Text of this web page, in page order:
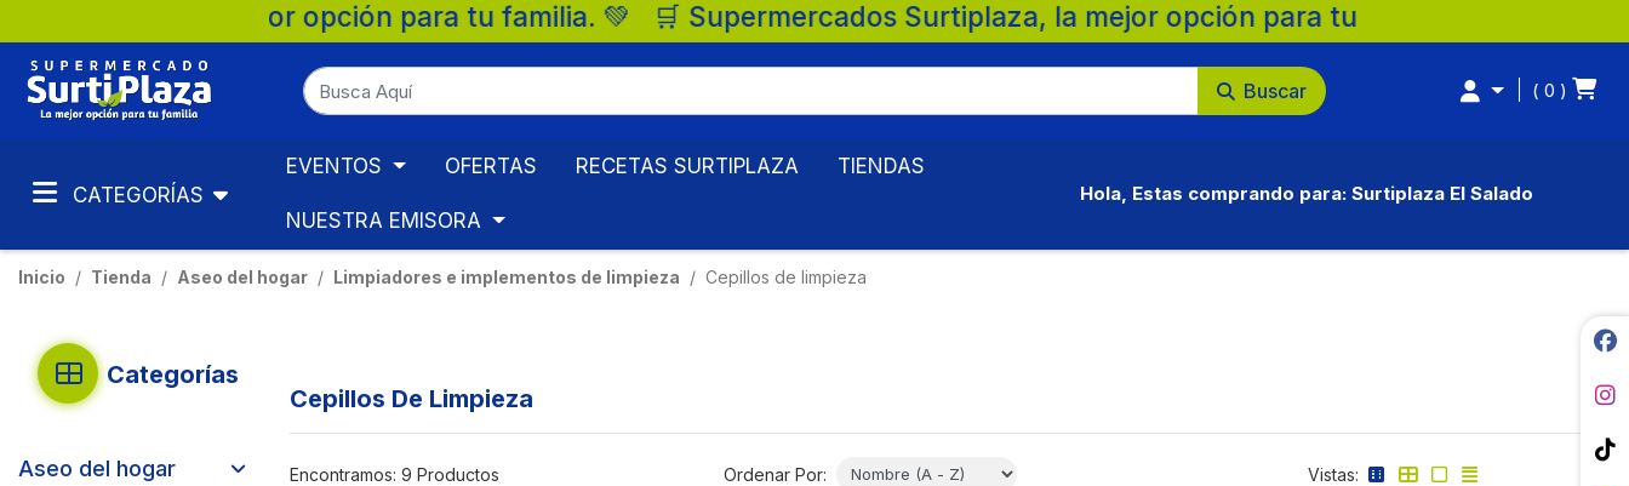
para tu familia. 💚 🛒 Supermercados Surtiplaza, la mejor opción para tu familia. 💚 🛒 Supermercados Surtiplaza, la
Buscar 0
CATEGORÍAS
EVENTOS OFERTAS RECETAS SURTIPLAZA TIENDAS
NUESTRA EMISORA
Hola, Estas comprando para: Surtiplaza El Salado
Inicio Tienda Aseo del hogar Limpiadores e implementos de limpieza Cepillos de limpieza
Categorías
Aseo del hogar
Cepillos De Limpieza
Encontramos: 9 Productos Ordenar Por: Vistas: